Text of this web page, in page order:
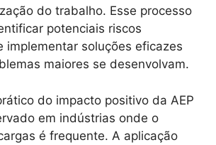
do trabalho. Esse processo
potenciais riscos
implementar soluções eficazes
maiores se desenvolvam.
do impacto positivo da AEP
em indústrias onde o
é frequente. A aplicação